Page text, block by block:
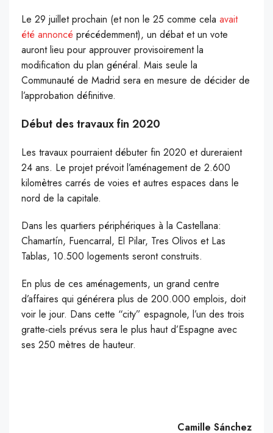
Le 29 juillet prochain (et non le 25 comme cela avait
été annoncé précédemment), un débat et un vote
auront lieu pour approuver provisoirement la
modification du plan général. Mais seule la
Communauté de Madrid sera en mesure de décider de
l’approbation définitive.
Début des travaux fin 2020
Les travaux pourraient débuter fin 2020 et dureraient
24 ans. Le projet prévoit l’aménagement de 2.600
kilomètres carrés de voies et autres espaces dans le
nord de la capitale.
Dans les quartiers périphériques à la Castellana:
Chamartín, Fuencarral, El Pilar, Tres Olivos et Las
Tablas, 10.500 logements seront construits.
En plus de ces aménagements, un grand centre
d’affaires qui générera plus de 200.000 emplois, doit
voir le jour. Dans cette “city” espagnole, l’un des trois
gratte-ciels prévus sera le plus haut d’Espagne avec
ses 250 mètres de hauteur.
Camille Sánchez